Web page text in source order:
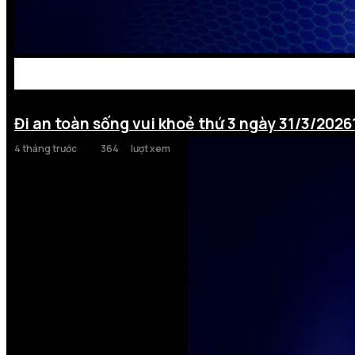
Đi an toàn sống vui khoẻ thứ 3 ngày 31/3/
4 tháng trước 364 lượt xem